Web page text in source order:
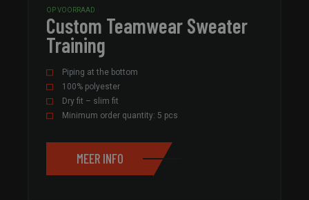
OP VOORRAAD
Custom Teamwear Sweater
Training
Piping at the bottom
100% polyester
Dry fit – slim fit
Minimum order quantity: 5 pcs
MEER INFO